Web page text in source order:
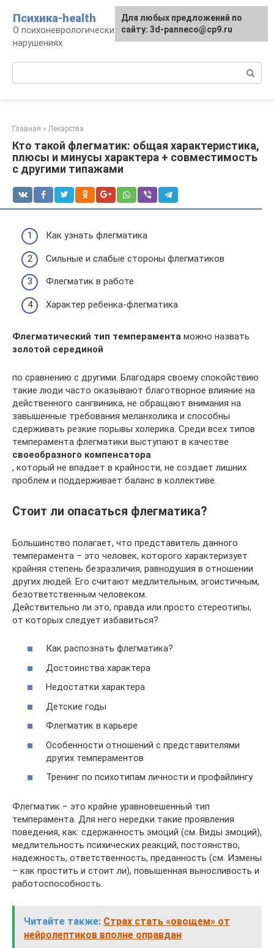
контенту
Психика-health
О психоневрологических патологиях и
нарушениях
Главная » Лекарства
Кто такой флегматик: общая характеристика,
плюсы и минусы характера + совместимость
с другими типажами
Как узнать флегматика
Сильные и слабые стороны флегматиков
Флегматик в работе
Характер ребенка-флегматика
Флегматический тип темперамента можно назвать
золотой серединой
по сравнению с другими. Благодаря своему спокойствию
такие люди часто оказывают благотворное влияние на
действенного сангвиника, не обращают внимания на
завышенные требования меланхолика и способны
сдерживать резкие порывы холерика. Среди всех типов
темперамента флегматики выступают в качестве
своеобразного компенсатора
, который не впадает в крайности, не создает лишних
проблем и поддерживает баланс в коллективе.
Стоит ли опасаться флегматика?
Большинство полагает, что представитель данного
темперамента – это человек, которого характеризует
крайняя степень безразличия, равнодушия в отношении
других людей. Его считают медлительным, эгоистичным,
безответственным человеком.
Действительно ли это, правда или просто стереотипы,
от которых следует избавиться?
Как распознать флегматика?
Достоинства характера
Недостатки характера
Детские годы
Флегматик в карьере
Особенности отношений с представителями
других темпераментов
Тренинг по психотипам личности и профайлингу
Флегматик – это крайне уравновешенный тип
темперамента. Для него нередки такие проявления
поведения, как: сдержанность эмоций (см. Виды эмоций),
медлительность психических реакций, постоянство,
надежность, ответственность, преданность (см. Измены
– как простить и стоит ли), повышенная выносливость и
работоспособность.
Читайте также: Страх стать «овощем» от
нейролептиков вполне оправдан
Для любых предложений по
сайту: 3d-panneco@cp9.ru